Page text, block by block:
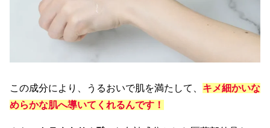
この成分により、うるおいで肌を満たして、 キメ細かいな
めらかな肌へ導いてくれるんです！